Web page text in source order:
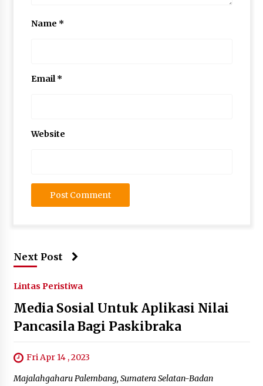
Name *
Email*
Website
Next Post
Lintas Peristiwa
Media Sosial Untuk Aplikasi Nilai
Pancasila Bagi Paskibraka
Fri Apr 14 , 2023
Majalahgaharu Palembang, Sumatera Selatan-Badan